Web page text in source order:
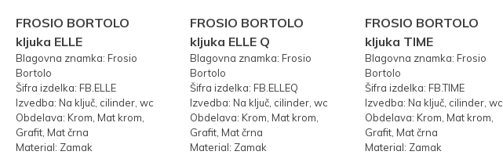
FROSIO BORTOLO
kljuka ELLE
Blagovna znamka: Frosio
Bortolo
Šifra izdelka: FB.ELLE
Izvedba: Na ključ, cilinder, wc
Obdelava: Krom, Mat krom,
Grafit, Mat črna
Material: Zamak
FROSIO BORTOLO
kljuka ELLE Q
Blagovna znamka: Frosio
Bortolo
Šifra izdelka: FB.ELLEQ
Izvedba: Na ključ, cilinder, wc
Obdelava: Krom, Mat krom,
Grafit, Mat črna
Material: Zamak
FROSIO BORTOLO
kljuka TIME
Blagovna znamka: Frosio
Bortolo
Šifra izdelka: FB.TIME
Izvedba: Na ključ, cilinder, wc
Obdelava: Krom, Mat krom,
Grafit, Mat črna
Material: Zamak